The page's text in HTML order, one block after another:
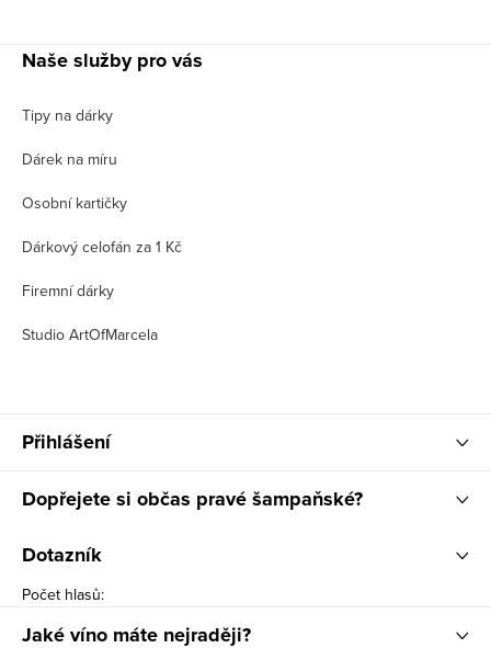
Naše služby pro vás
Tipy na dárky
Dárek na míru
Osobní kartičky
Dárkový celofán za 1 Kč
Firemní dárky
Studio ArtOfMarcela
Přihlášení
Dopřejete si občas pravé šampaňské?
Dotazník
Počet hlasů:
Jaké víno máte nejraději?